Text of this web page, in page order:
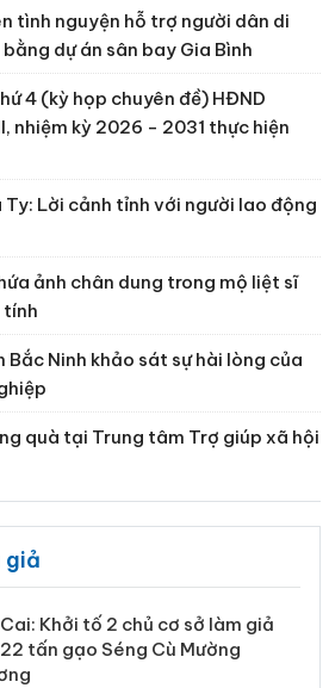
tình nguyện hỗ trợ người dân di
dự án sân bay Gia Bình
4 (kỳ họp chuyên đề) HĐND
nhiệm kỳ 2026 - 2031 thực hiện
Ty: Lời cảnh tỉnh với người lao động
ảnh chân dung trong mộ liệt sĩ
tính
Bắc Ninh khảo sát sự hài lòng của
quà tại Trung tâm Trợ giúp xã hội
giả
Khởi tố 2 chủ cơ sở làm giả
tấn gạo Séng Cù Mường